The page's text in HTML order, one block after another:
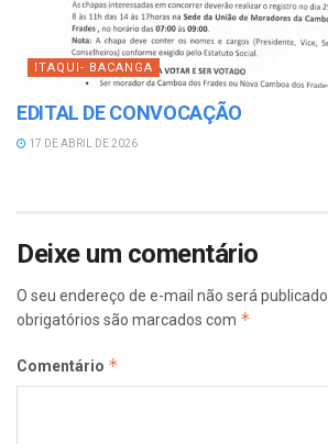
ITAQUI- BACANGA
EDITAL DE CONVOCAÇÃO
17 DE ABRIL DE 2026
Deixe um comentário
O seu endereço de e-mail não será publicado.
obrigatórios são marcados com *
Comentário *